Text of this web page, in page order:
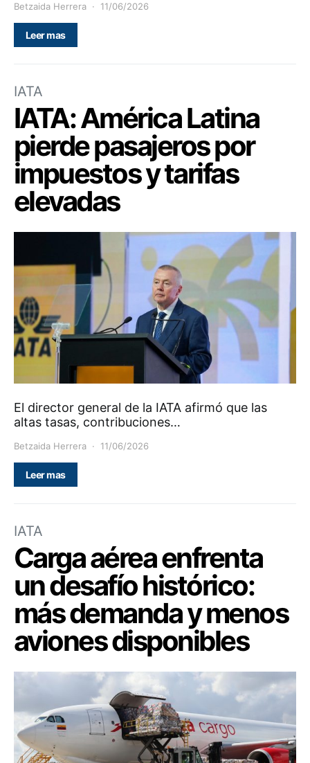
Betzaida Herrera 11/06/2026
Leer mas
IATA
IATA: América Latina
pierde pasajeros por
impuestos y tarifas
elevadas
El director general de la IATA afirmó que las
altas tasas, contribuciones…
Betzaida Herrera 11/06/2026
Leer mas
IATA
Carga aérea enfrenta
un desafío histórico:
más demanda y menos
aviones disponibles